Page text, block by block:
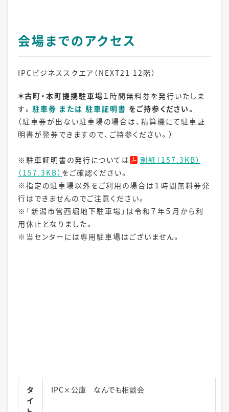
会場までのアクセス
IPCビジネススクエア（NEXT21 12階）
＊古町・本町提携駐車場１時間無料券を発行いたしま
す。 駐車券 または 駐車証明書 をご持参ください。
（駐車券が出ない駐車場の場合は、精算機にて駐車証
明書が発券できますので、ご持参ください。）
※駐車証明書の発行については
別紙（157.3KB）
（157.3KB） をご確認ください。
※指定の駐車場以外をご利用の場合は１時間無料券発
行はできませんのでご注意ください。
※「新潟市営西堀地下駐車場」は令和７年５月から利
用休止となりました。
※当センターには専用駐車場はございません。
タ
イ
IPC×公庫 なんでも相談会